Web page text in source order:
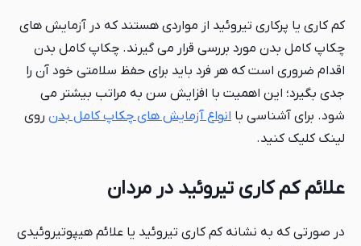
کم کاری یا پرکاری تیروئید از مواردی هستند که در آزمایش های
چکاپ کامل بدن مورد بررسی قرار می گیرند. چکاپ کامل بدن
اقدام ضروری است که هر فرد باید برای حفظ سلامتی خود آن را
جدی بگیرد؛ این اهمیت با افزایش سن به مراتب بیشتر می
شود. برای آشناسی با انواع آزمایش های چکاپ کامل بدن روی
لینک کلیک کنید.
علائم کم کاری تیروئید در مردان
در صورتی که به نشانه کم کاری تیروئید یا علائم هیپوتیروئیدی